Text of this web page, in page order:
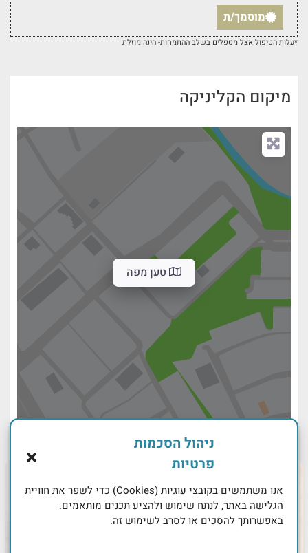
ניהול הסכמות
פרטיות
אנו משתמשים בקובצי עוגיות (Cookies) כדי לשפר את חוויית
הגלישה באתר, לנתח שימוש ולהציע תכנים מותאמים.
באפשרותך להסכים או לסרב לשימוש זה.
מוסמך/ת
*עלות הטיפול אצל מטפלים בשלב ההתמחות- הינה מוזלת
מיקום הקליניקה
טען מפה